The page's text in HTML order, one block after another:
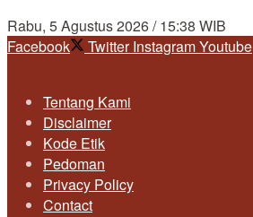
Rabu, 5 Agustus 2026 / 15:38 WIB
Facebook
Twitter InstagramYoutube
Tentang Kami
Disclaimer
Kode Etik
Pedoman
Privacy Policy
Contact